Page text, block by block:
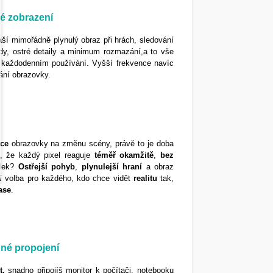
zobrazení
mimořádně plynulý obraz při hrách, sledování
ostré detaily a minimum rozmazání,a to vše
používání. Vyšší frekvence navíc
obrazovky.
obrazovky na změnu scény, právě to je doba
že každý pixel reaguje téměř okamžitě ,bez
Ostřejší pohyb plynulejší hraní a obraz
volba pro každého, kdo chce vidět realitu tak,
propojení
snadno připojíš monitor k počítači, notebooku